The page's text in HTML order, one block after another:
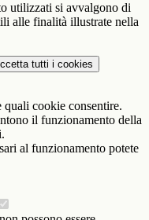
utilizzati si avvalgono di
alle finalità illustrate nella
tutti i cookies
quali cookie consentire.
il funzionamento della
al funzionamento potete